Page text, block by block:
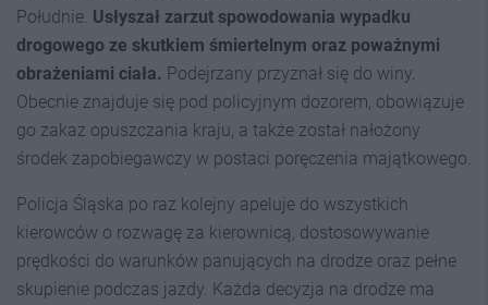
Południe. Usłyszał zarzut spowodowania wypadku
drogowego ze skutkiem śmiertelnym oraz poważnymi
obrażeniami ciała. Podejrzany przyznał się do winy.
Obecnie znajduje się pod policyjnym dozorem, obowiązuje
go zakaz opuszczania kraju, a także został nałożony
środek zapobiegawczy w postaci poręczenia majątkowego.
Policja Śląska po raz kolejny apeluje do wszystkich
kierowców o rozwagę za kierownicą, dostosowywanie
prędkości do warunków panujących na drodze oraz pełne
skupienie podczas jazdy. Każda decyzja na drodze ma